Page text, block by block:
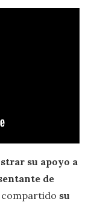
su apoyo a
de
compartido su